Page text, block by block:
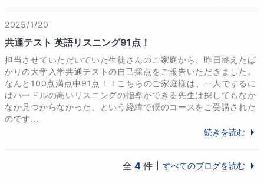
2025/1/20
共通テスト 英語リスニング91点！
担当させていただいていた生徒さんのご家庭から、昨日終えたば
かりの大学入学共通テストの自己採点をご報告いただきました。
なんと100点満点中91点！！こちらのご家庭様は、一人でするに
はハードルの高いリスニングの指導ができる先生は探してもなか
なか見つからなかった、という経緯で僕のコースをご受講された
のです...
続きを読む
全 4 件 すべてのブログを読む